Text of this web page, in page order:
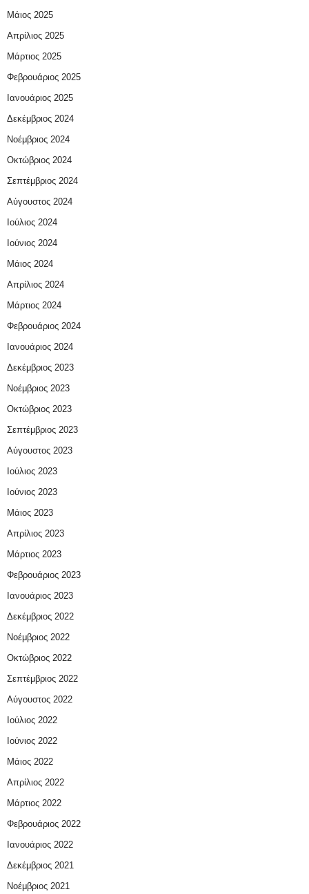
Μάιος 2025
Απρίλιος 2025
Μάρτιος 2025
Φεβρουάριος 2025
Ιανουάριος 2025
Δεκέμβριος 2024
Νοέμβριος 2024
Οκτώβριος 2024
Σεπτέμβριος 2024
Αύγουστος 2024
Ιούλιος 2024
Ιούνιος 2024
Μάιος 2024
Απρίλιος 2024
Μάρτιος 2024
Φεβρουάριος 2024
Ιανουάριος 2024
Δεκέμβριος 2023
Νοέμβριος 2023
Οκτώβριος 2023
Σεπτέμβριος 2023
Αύγουστος 2023
Ιούλιος 2023
Ιούνιος 2023
Μάιος 2023
Απρίλιος 2023
Μάρτιος 2023
Φεβρουάριος 2023
Ιανουάριος 2023
Δεκέμβριος 2022
Νοέμβριος 2022
Οκτώβριος 2022
Σεπτέμβριος 2022
Αύγουστος 2022
Ιούλιος 2022
Ιούνιος 2022
Μάιος 2022
Απρίλιος 2022
Μάρτιος 2022
Φεβρουάριος 2022
Ιανουάριος 2022
Δεκέμβριος 2021
Νοέμβριος 2021